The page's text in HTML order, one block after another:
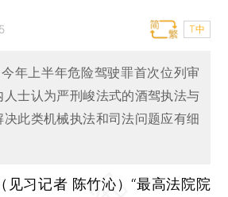
T中
年上半年危险驾驶罪首次位列审
士认为严刑峻法式的酒驾执法与
此类机械执法和司法问题应有细
见习记者 陈竹沁）“最高法院院